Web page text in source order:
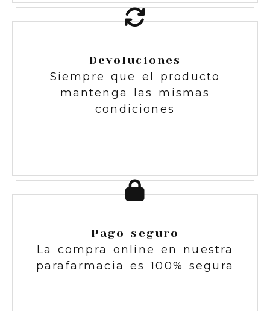
Devoluciones
Siempre que el producto
mantenga las mismas
condiciones
Pago seguro
La compra online en nuestra
parafarmacia es 100% segura